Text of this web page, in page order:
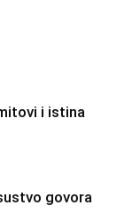
i istina
govora